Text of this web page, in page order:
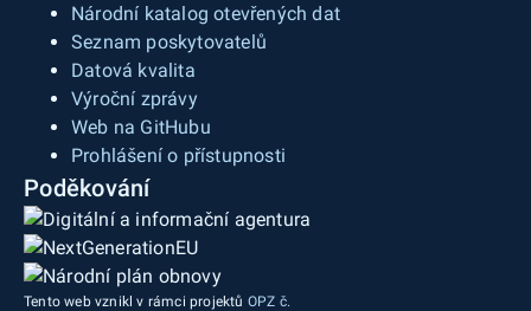
Národní katalog otevřených dat
Seznam poskytovatelů
Datová kvalita
Výroční zprávy
Web na GitHubu
Prohlášení o přístupnosti
Poděkování
Tento web vznikl v rámci projektů OPZ č.